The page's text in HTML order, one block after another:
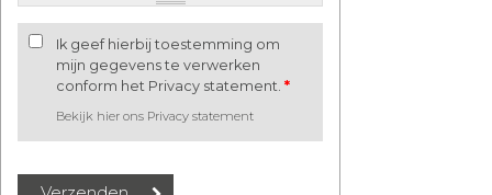
Ik geef hierbij toestemming om
mijn gegevens te verwerken
conform het Privacy statement. *
Bekijk hier ons Privacy statement